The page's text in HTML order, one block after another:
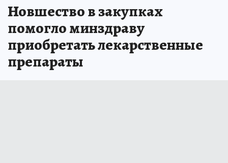
Новшество в закупках
помогло минздраву
приобретать лекарственные
препараты